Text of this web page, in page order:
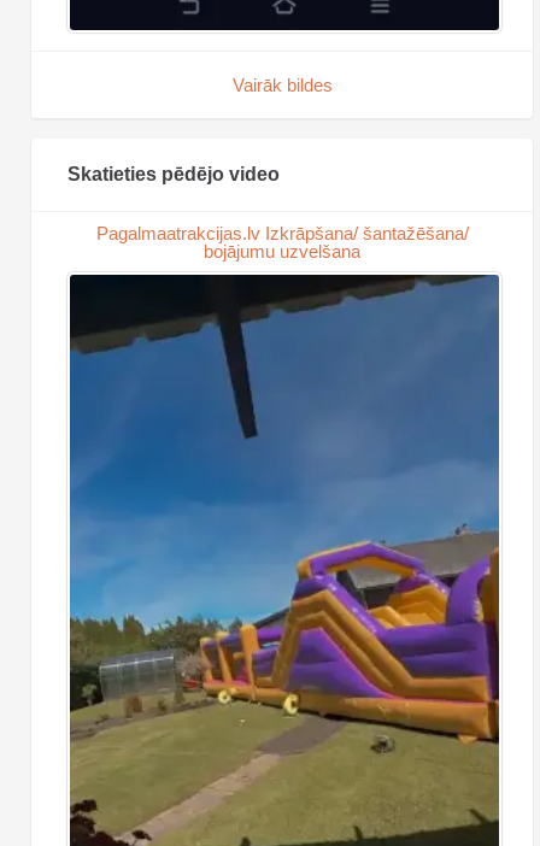
Vairāk bildes
Skatieties pēdējo video
Pagalmaatrakcijas.lv Izkrāpšana/ šantažēšana/
bojājumu uzvelšana